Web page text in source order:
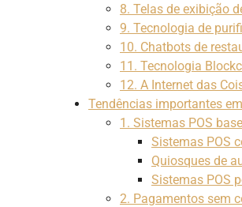
8. Telas de exibição
9. Tecnologia de
10. Chatbots de
11. Tecnologia
12. A Internet das
Tendências importantes
1. Sistemas POS
Sistemas POS
Quiosques de
Sistemas POS
2. Pagamentos sem